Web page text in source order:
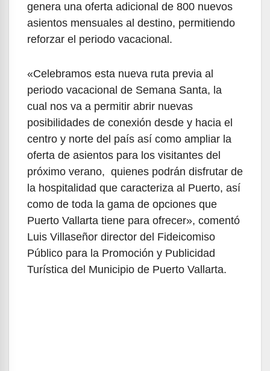
genera una oferta adicional de 800 nuevos
asientos mensuales al destino, permitiendo
reforzar el periodo vacacional.
«Celebramos esta nueva ruta previa al
periodo vacacional de Semana Santa, la
cual nos va a permitir abrir nuevas
posibilidades de conexión desde y hacia el
centro y norte del país así como ampliar la
oferta de asientos para los visitantes del
próximo verano, quienes podrán disfrutar de
la hospitalidad que caracteriza al Puerto, así
como de toda la gama de opciones que
Puerto Vallarta tiene para ofrecer», comentó
Luis Villaseñor director del Fideicomiso
Público para la Promoción y Publicidad
Turística del Municipio de Puerto Vallarta.